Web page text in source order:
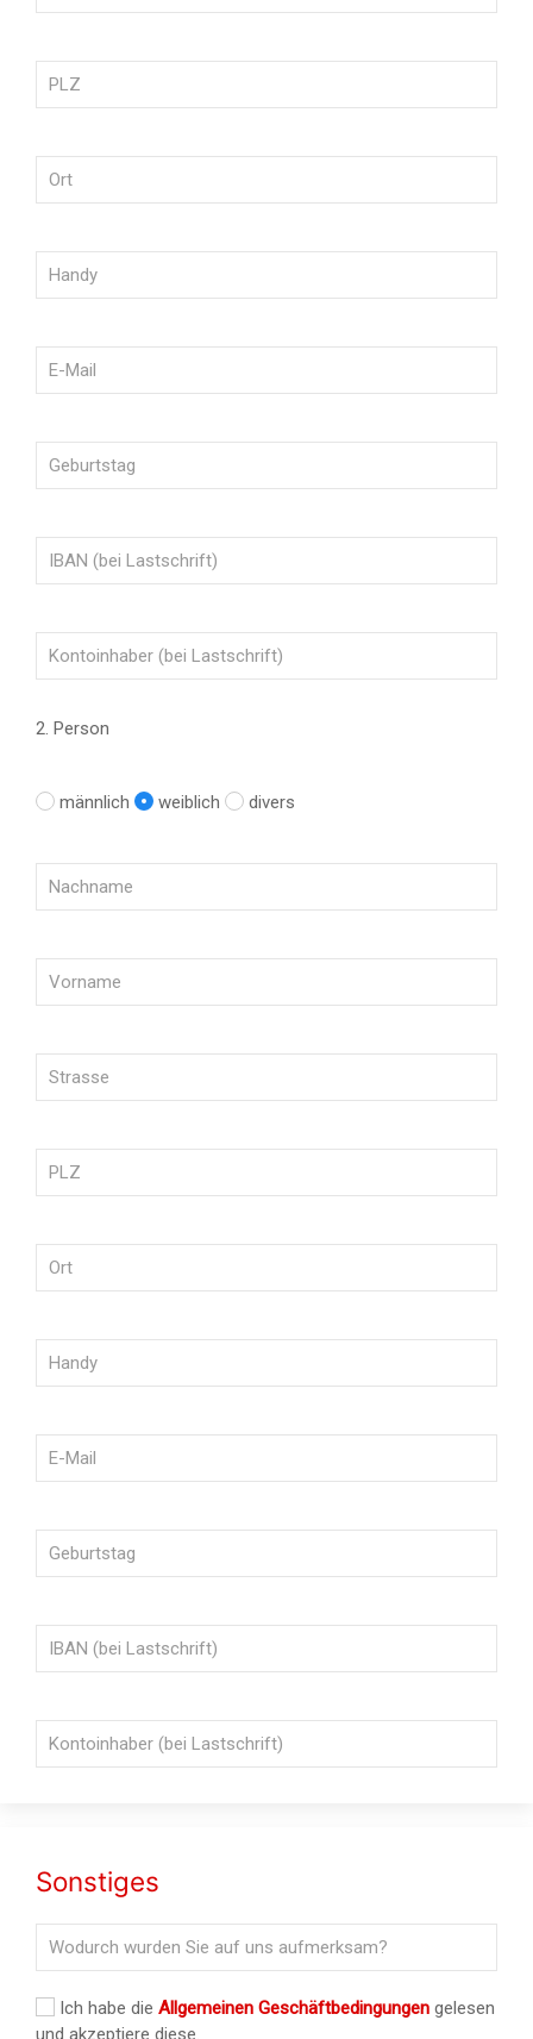
2. Person
männlich weiblich divers
Sonstiges
Ich habe die Allgemeinen Geschäftbedingungen gelesen
und akzeptiere diese.